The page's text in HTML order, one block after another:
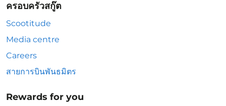
ครอบครัวสกู๊ต
Scootitude
Media centre
Careers
สายการบินพันธมิตร
Rewards for you